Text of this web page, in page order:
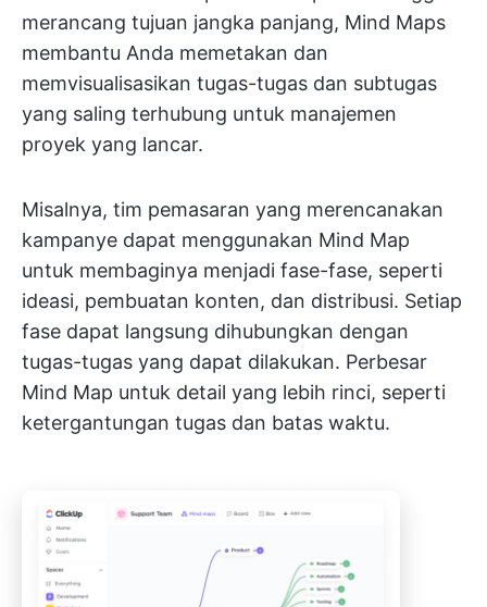
merancang tujuan jangka panjang, Mind Maps
membantu Anda memetakan dan
memvisualisasikan tugas-tugas dan subtugas
yang saling terhubung untuk manajemen
proyek yang lancar.
Misalnya, tim pemasaran yang merencanakan
kampanye dapat menggunakan Mind Map
untuk membaginya menjadi fase-fase, seperti
ideasi, pembuatan konten, dan distribusi. Setiap
fase dapat langsung dihubungkan dengan
tugas-tugas yang dapat dilakukan. Perbesar
Mind Map untuk detail yang lebih rinci, seperti
ketergantungan tugas dan batas waktu.